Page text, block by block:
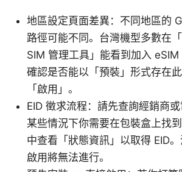
地區設定頁面差異：不同地區的
路徑可能不同。台灣機型多數在
SIM 管理工具」能看到加入
確認是否能以「預裝」形式存在
「啟用」。
EID 徵求流程：請先查詢經銷商或
某些情況下你需要在包裝盒上找
中查看「狀態資訊」以取得 EID。
啟用將無法進行。